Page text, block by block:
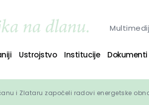
Ustrojstvo Institucije Dokumenti
i Zlataru započeli radovi energetske